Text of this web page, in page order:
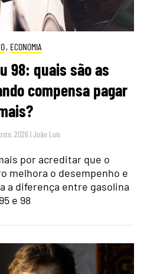
, ECONOMIA
98: quais são as
compensa pagar
2026 |João Luís
por acreditar que o
melhora o desempenho e
a diferença entre gasolina
95 e 98